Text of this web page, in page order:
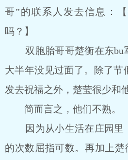
哥”的联系人发去信息：
吗？】
双胞胎哥哥楚衡在东bu
大半年没见过面了。除了节
发去祝福之外，楚莹很少和
简而言之，他们不熟。
因为从小生活在庄园里
的次数屈指可数。再加上楚